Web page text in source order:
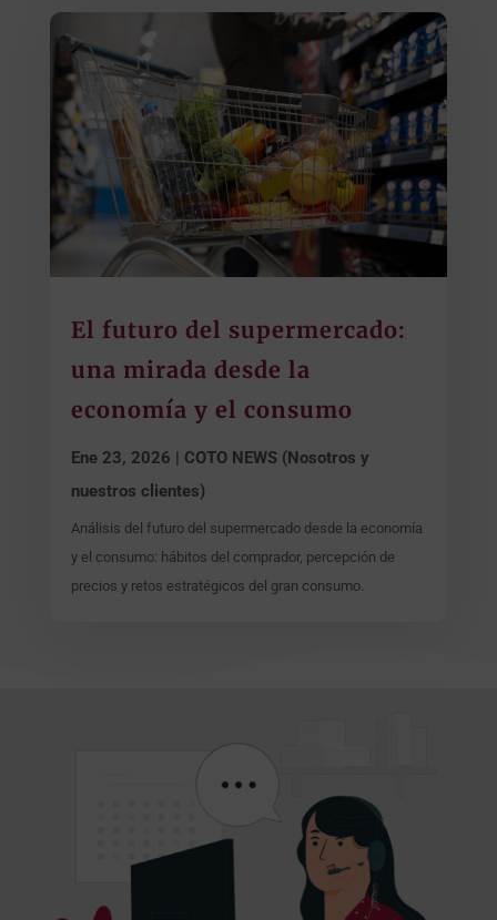
El futuro del supermercado:
una mirada desde la
economía y el consumo
Ene 23, 2026
COTO NEWS (Nosotros y
nuestros clientes)
Análisis del futuro del supermercado desde la economía
y el consumo: hábitos del comprador, percepción de
precios y retos estratégicos del gran consumo.